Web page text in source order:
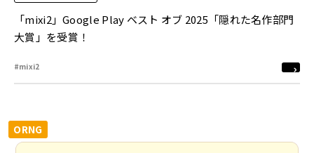
「mixi2」Google Play ベスト オブ 2025「隠れた名作部門
大賞」を受賞！
#mixi2
ORNG